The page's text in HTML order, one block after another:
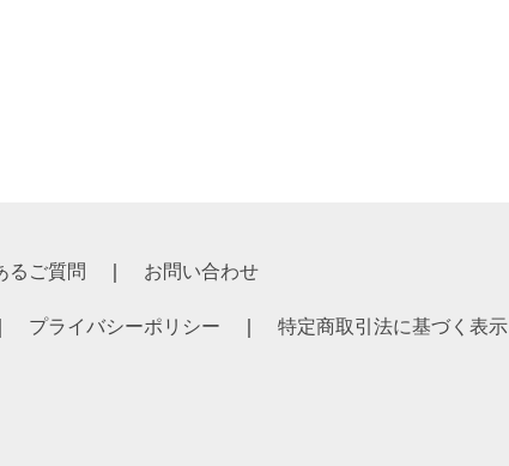
るご質問 お問い合わせ
プライバシーポリシー 特定商取引法に基づく表示